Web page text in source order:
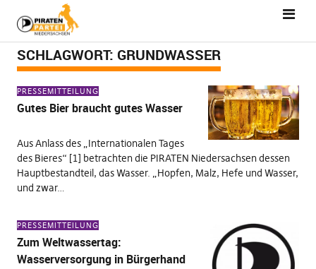
SCHLAGWORT: GRUNDWASSER
PRESSEMITTEILUNG
Gutes Bier braucht gutes Wasser
Aus Anlass des „Internationalen Tages
des Bieres“ [1] betrachten die PIRATEN Niedersachsen dessen
Hauptbestandteil, das Wasser. „Hopfen, Malz, Hefe und Wasser,
und zwar…
PRESSEMITTEILUNG
Zum Weltwassertag:
Wasserversorgung in Bürgerhand